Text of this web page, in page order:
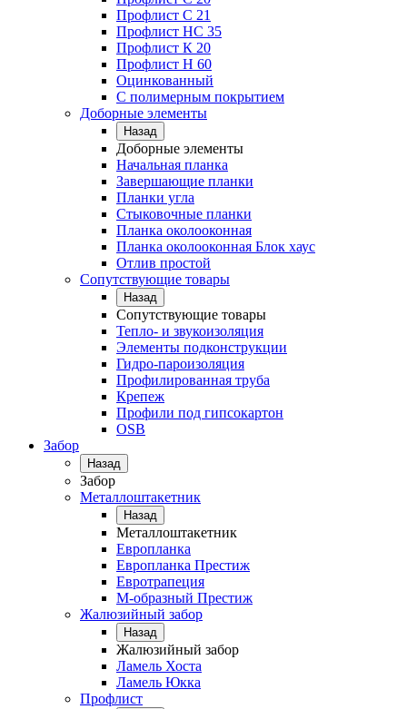
Профлист C 21
Профлист НС 35
Профлист К 20
Профлист Н 60
Оцинкованный
С полимерным покрытием
Доборные элементы
Назад
Доборные элементы
Начальная планка
Завершающие планки
Планки угла
Стыковочные планки
Планка околооконная
Планка околооконная Блок хаус
Отлив простой
Сопутствующие товары
Назад
Сопутствующие товары
Тепло- и звукоизоляция
Элементы подконструкции
Гидро-пароизоляция
Профилированная труба
Крепеж
Профили под гипсокартон
OSB
Забор
Назад
Забор
Металлоштакетник
Назад
Металлоштакетник
Европланка
Европланка Престиж
Евротрапеция
М-образный Престиж
Жалюзийный забор
Назад
Жалюзийный забор
Ламель Хоста
Ламель Юкка
Профлист